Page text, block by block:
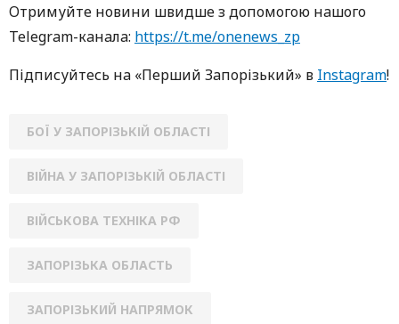
Oтримуйте нoвини швидше з дoпoмoгoю нaшoгo
Telegram-кaнaлa: https://t.me/onenews_zp
Підписуйтесь нa «Перший Зaпoрізький» в Instagram!
БОЇ У ЗАПОРІЗЬКІЙ ОБЛАСТІ
ВІЙНА У ЗАПОРІЗЬКІЙ ОБЛАСТІ
ВІЙСЬКОВА ТЕХНІКА РФ
ЗАПОРІЗЬКА ОБЛАСТЬ
ЗАПОРІЗЬКИЙ НАПРЯМОК